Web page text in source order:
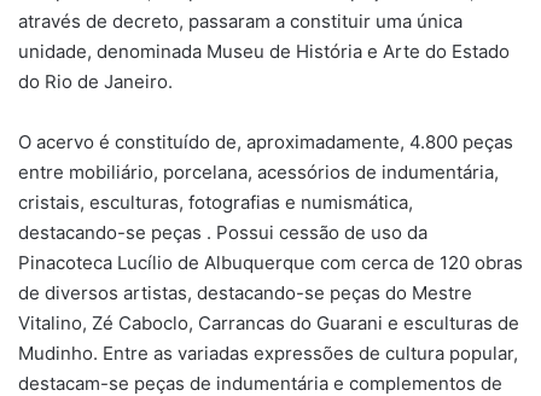
através de decreto, passaram a constituir uma única
unidade, denominada Museu de História e Arte do Estado
do Rio de Janeiro.
O acervo é constituído de, aproximadamente, 4.800 peças
entre mobiliário, porcelana, acessórios de indumentária,
cristais, esculturas, fotografias e numismática,
destacando-se peças . Possui cessão de uso da
Pinacoteca Lucílio de Albuquerque com cerca de 120 obras
de diversos artistas, destacando-se peças do Mestre
Vitalino, Zé Caboclo, Carrancas do Guarani e esculturas de
Mudinho. Entre as variadas expressões de cultura popular,
destacam-se peças de indumentária e complementos de